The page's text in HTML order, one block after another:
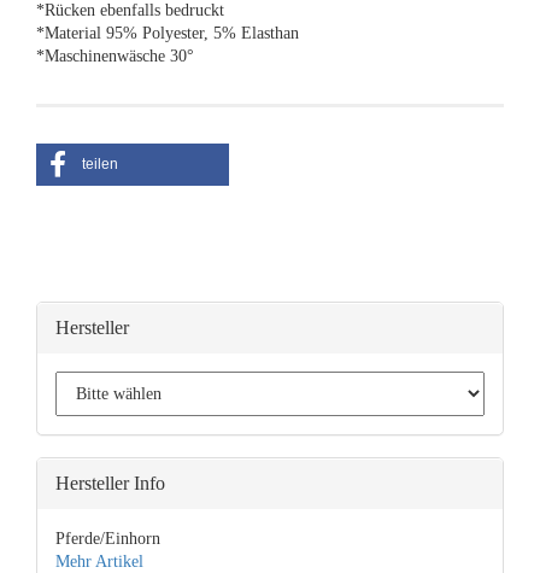
*Rücken ebenfalls bedruckt
*Material 95% Polyester, 5% Elasthan
*Maschinenwäsche 30°
teilen
Hersteller
Hersteller Info
Pferde/Einhorn
Mehr Artikel